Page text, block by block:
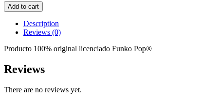
GOAT
BOAT
THOR
Add to cart
Description
Reviews (0)
Producto 100% original licenciado Funko Pop®
Reviews
There are no reviews yet.